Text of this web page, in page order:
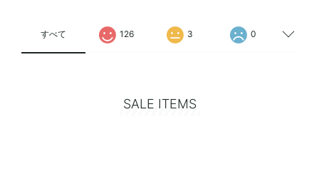
すべて 126 3 0
SALE ITEMS